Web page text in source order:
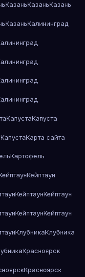
КазаньКазаньКазань
КазаньКалининград
КапустаКапуста
КапустаКарта сайта
Картофель
Кейптаун
КейптаунКейптаун
КейптаунКейптаун
КлубникаКлубника
Красноярск
Красноярск